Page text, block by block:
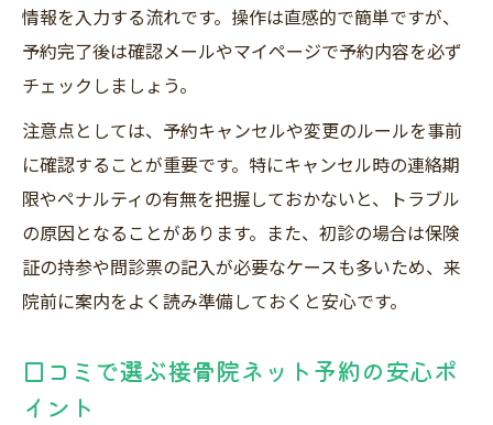
情報を入力する流れです。操作は直感的で簡単ですが、
予約完了後は確認メールやマイページで予約内容を必ず
チェックしましょう。
注意点としては、予約キャンセルや変更のルールを事前
に確認することが重要です。特にキャンセル時の連絡期
限やペナルティの有無を把握しておかないと、トラブル
の原因となることがあります。また、初診の場合は保険
証の持参や問診票の記入が必要なケースも多いため、来
院前に案内をよく読み準備しておくと安心です。
口コミで選ぶ接骨院ネット予約の安心ポ
イント